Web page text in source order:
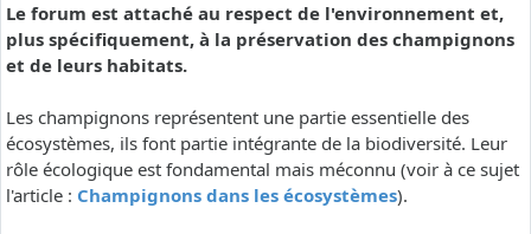
Le forum est attaché au respect de l'environnement et,
plus spécifiquement, à la préservation des champignons
et de leurs habitats.
Les champignons représentent une partie essentielle des
écosystèmes, ils font partie intégrante de la biodiversité. Leur
rôle écologique est fondamental mais méconnu (voir à ce sujet
l'article : Champignons dans les écosystèmes).